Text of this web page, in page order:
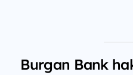
Burgan Bank